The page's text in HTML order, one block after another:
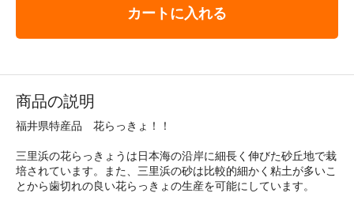
カートに入れる
商品の説明
福井県特産品 花らっきょ！！
三里浜の花らっきょうは日本海の沿岸に細長く伸びた砂丘地で栽
培されています。また、三里浜の砂は比較的細かく粘土が多いこ
とから歯切れの良い花らっきょの生産を可能にしています。